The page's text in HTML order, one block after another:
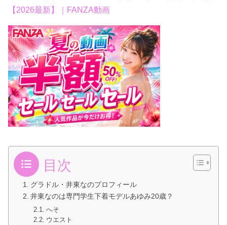
【2026最新】｜FANZA動画
目次
グラドル・井東なのプロフィール
井東なのは専門学生下着モデルあゆみ20歳？
へそ
ウエスト